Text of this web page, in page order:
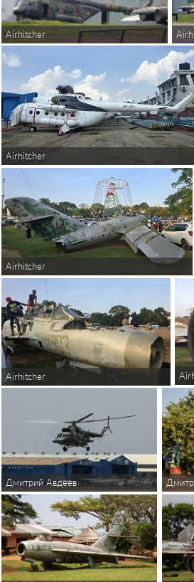
Airhitcher
Airhitcher
Airhitcher
Airhitcher
Дмитрий Авдеев